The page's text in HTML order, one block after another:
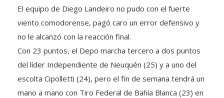
El equipo de Diego Landeiro no pudo con el fuerte
viento comodorense, pagó caro un error defensivo y
no le alcanzó con la reacción final.
Con 23 puntos, el Depo marcha tercero a dos puntos
del líder Independiente de Neuquén (25) y a uno del
escolta Cipolletti (24), pero el fin de semana tendrá un
mano a mano con Tiro Federal de Bahía Blanca (23) en